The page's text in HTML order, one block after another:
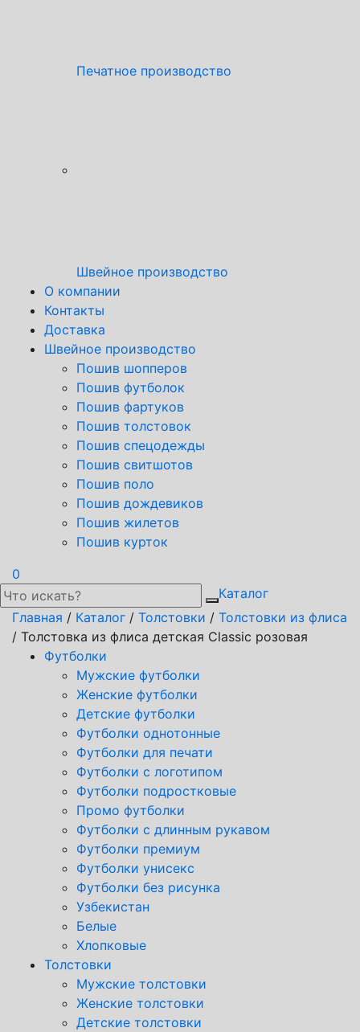
Печатное производство
Швейное производство
О компании
Контакты
Доставка
Швейное производство
Пошив шопперов
Пошив футболок
Пошив фартуков
Пошив толстовок
Пошив спецодежды
Пошив свитшотов
Пошив поло
Пошив дождевиков
Пошив жилетов
Пошив курток
0
Каталог
Главная / Каталог / Толстовки / Толстовки из флиса
/ Толстовка из флиса детская Classic розовая
Футболки
Мужские футболки
Женские футболки
Детские футболки
Футболки однотонные
Футболки для печати
Футболки с логотипом
Футболки подростковые
Промо футболки
Футболки с длинным рукавом
Футболки премиум
Футболки унисекс
Футболки без рисунка
Узбекистан
Белые
Хлопковые
Толстовки
Мужские толстовки
Женские толстовки
Детские толстовки